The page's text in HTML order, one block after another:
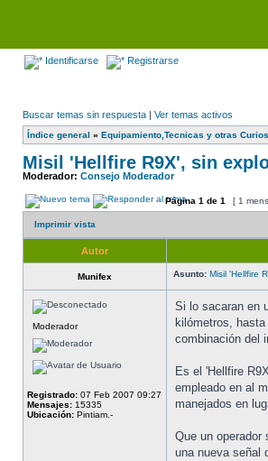
Identificarse Registrarse
Buscar temas sin respuesta | Ver temas activos
Índice general » Equipamiento,Tecnicas y otras
Misil 'Hellfire R9X', sin
Moderador: Consejo Moderador
Página 1 de 1 [ 1
Imprimir vista
Autor
Munifex Asunto: Misil 'Hellfire
Moderador
Registrado: 07 Feb 2007 09:27
Mensajes: 15335
Ubicación: Pintiam.-
Si lo sacaran en
kilómetros,
combinación del
Es el 'Hellfire
empleado en al
manejados en
Que un
una nueva señal